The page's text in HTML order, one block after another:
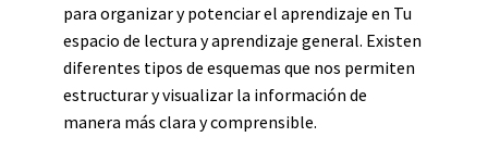
para organizar y potenciar el aprendizaje en Tu
espacio de lectura y aprendizaje general. Existen
diferentes tipos de esquemas que nos permiten
estructurar y visualizar la información de
manera más clara y comprensible.